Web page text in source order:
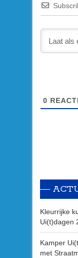
0
Kleurrijke
Ui(t)dagen
Kamper
met